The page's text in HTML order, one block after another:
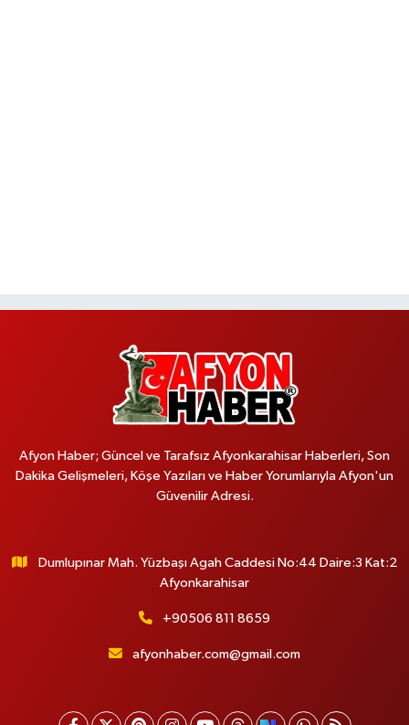
Afyon Haber; Güncel ve Tarafsız Afyonkarahisar Haberleri, Son
Dakika Gelişmeleri, Köşe Yazıları ve Haber Yorumlarıyla Afyon'un
Güvenilir Adresi.
Dumlupınar Mah. Yüzbaşı Agah Caddesi No:44 Daire:3 Kat:2
Afyonkarahisar
+90506 811 8659
afyonhaber.com@gmail.com